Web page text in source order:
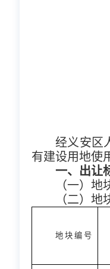
经义安区
有建设用地使
一、出让
（一）
（二）地
地 块 编 号